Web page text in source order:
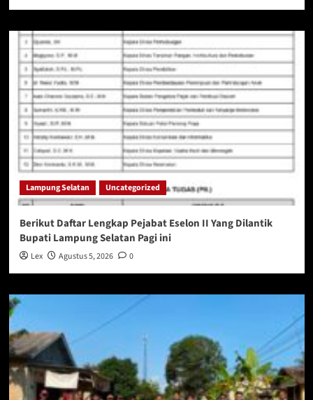
Lampung Selatan Uncategorized
Berikut Daftar Lengkap Pejabat Eselon II Yang Dilantik
Bupati Lampung Selatan Pagi ini
Lex Agustus 5, 2026 0